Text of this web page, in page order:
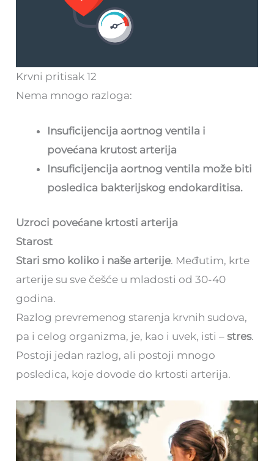
Krvni pritisak 12
Nema mnogo razloga:
Insuficijencija aortnog ventila i
povećana krutost arterija
Insuficijencija aortnog ventila može biti
posledica bakterijskog endokarditisa.
Uzroci povećane krtosti arterija
Starost
Stari smo koliko i naše arterije. Međutim, krte
arterije su sve češće u mladosti od 30-40
godina.
Razlog prevremenog starenja krvnih sudova,
pa i celog organizma, je, kao i uvek, isti –stres.
Postoji jedan razlog, ali postoji mnogo
posledica, koje dovode do krtosti arterija.